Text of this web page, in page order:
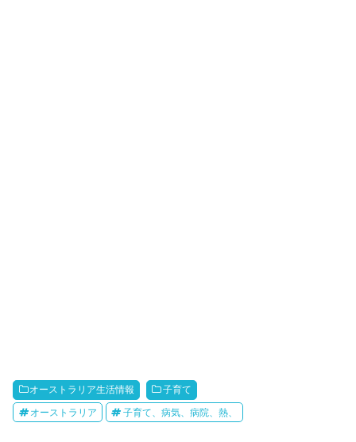
オーストラリア生活情報 子育て
オーストラリア 子育て、病気、病院、熱、